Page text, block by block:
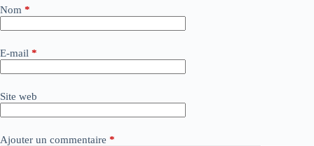
Nom *
E-mail *
Site web
Ajouter un commentaire *
e
n
t
i
e